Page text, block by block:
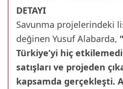
DETAYI
Savunma projelerindeki
değinen Yusuf Alabarda,
Türkiye’yi hiç
satışları ve projeden
kapsamda gerçekleşti.